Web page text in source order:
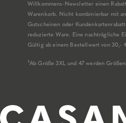
Willkommens-Newsletter einen
Warenkorb. Nicht kombinierbar mit
Gutscheinen oder
reduzierte Ware. Eine nachträgliche
Gültig ab einem Bestellwert von 30,-
²Ab Größe 3XL und 47 werden